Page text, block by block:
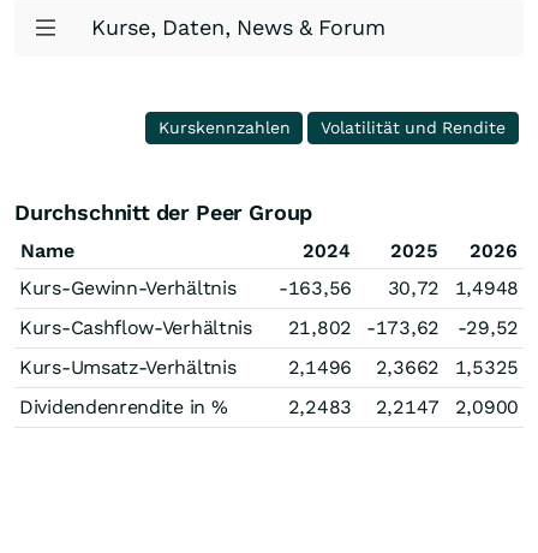
Kurse, Daten, News & Forum
Kurskennzahlen Volatilität und Rendite
Durchschnitt der Peer Group
Name 2024 2025
2026
Kurs-Gewinn-Verhältnis
-163,56 30,72
1,4948
Kurs-Cashflow-Verhältnis
21,802 -173,62
-29,52
Kurs-Umsatz-Verhältnis
2,1496 2,3662
1,5325
Dividendenrendite in %
2,2483 2,2147 2,0900